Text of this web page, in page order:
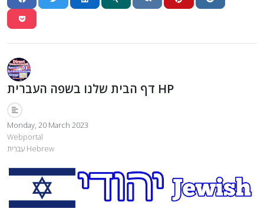
דף הבית שלנו בשפה העברית HP
Monday, 20 March 2023
Webportal
עִברִית Hebrew